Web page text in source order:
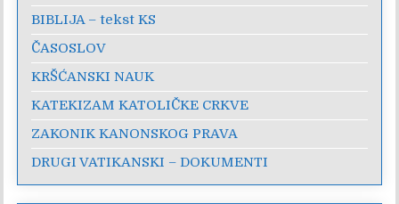
BIBLIJA – tekst KS
ČASOSLOV
KRŠĆANSKI NAUK
KATEKIZAM KATOLIČKE CRKVE
ZAKONIK KANONSKOG PRAVA
DRUGI VATIKANSKI – DOKUMENTI